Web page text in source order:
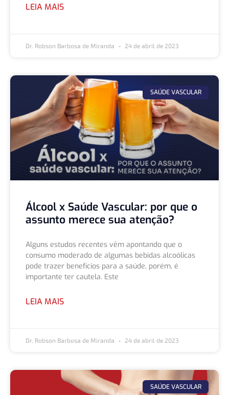
LEIA MAIS
Dr. Robson Barbosa de Miranda 24 de abril de 2023
SAÚDE VASCULAR
Álcool x Saúde Vascular: por que o
assunto merece sua atenção?
Alguns estudos recentes vêm apontando que o
consumo moderado de algumas bebidas alcoólicas
pode trazer benefícios para a saúde, porém, é
importante ter cautela. Este
LEIA MAIS
Dr. Robson Barbosa de Miranda 24 de abril de 2023
SAÚDE VASCULAR